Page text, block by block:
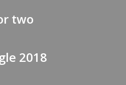
r two
2018